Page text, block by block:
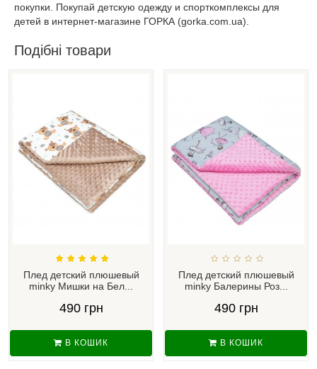
покупки. Покупай детскую одежду и спорткомплексы для
детей в интернет-магазине ГОРКА (gorka.com.ua).
Подібні товари
Плед детский плюшевый
minky Мишки на Бел...
490 грн
В КОШИК
Плед детский плюшевый
minky Балерины Роз...
490 грн
В КОШИК